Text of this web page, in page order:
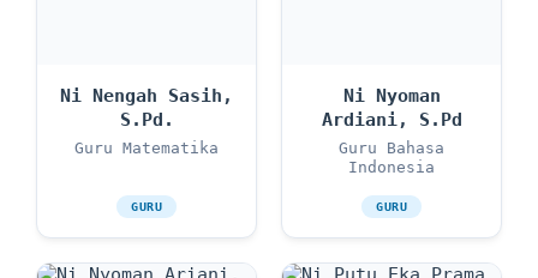
Ni Nengah Sasih,
S.Pd.
Guru Matematika
GURU
Ni Nyoman
Ardiani, S.Pd
Guru Bahasa
Indonesia
GURU